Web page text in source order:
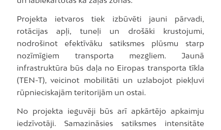
Projekta ietvaros tiek izbūvēti jauni pārvadi,
rotācijas apļi, tuneļi un drošāki krustojumi,
nodrošinot efektīvāku satiksmes plūsmu starp
nozīmīgiem transporta mezgliem. Jaunā
infrastruktūra būs daļa no Eiropas transporta tīkla
(TEN-T), veicinot mobilitāti un uzlabojot piekļuvi
rūpnieciskajām teritorijām un ostai.
No projekta ieguvēji būs arī apkārtējo apkaimju
iedzīvotāji. Samazināsies satiksmes intensitāte